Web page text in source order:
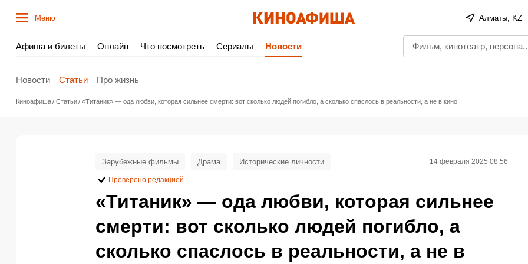
Меню Алматы, KZ
Афиша и билеты Онлайн Что посмотреть Сериалы Новости
Новости Статьи Про жизнь
Киноафиша Статьи «Титаник» — ода любви, которая сильнее смерти: вот сколько людей погибло, а сколько спаслось в реальности, а не в кино
«Титаник» — ода любви, которая сильнее
смерти: вот сколько людей погибло, а
сколько спаслось в реальности, а не в
Зарубежные фильмы Драма Исторические личности 14 февраля 2025 08:56
Проверено редакцией